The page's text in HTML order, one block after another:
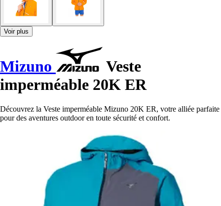
Voir plus
Mizuno
Veste
imperméable 20K ER
Découvrez la Veste imperméable Mizuno 20K ER, votre alliée parfaite
pour des aventures outdoor en toute sécurité et confort.